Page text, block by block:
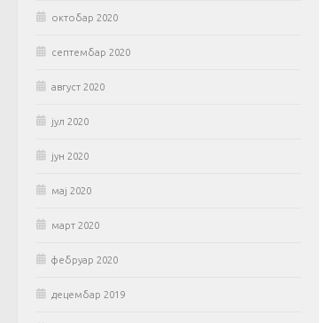
октобар 2020
септембар 2020
август 2020
јул 2020
јун 2020
мај 2020
март 2020
фебруар 2020
децембар 2019